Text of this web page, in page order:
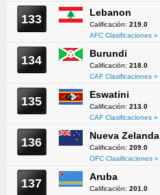
133 Lebanon
Calificación: 219.0
AFC Clasificaciones »
134 Burundi
Calificación: 218.0
CAF Clasificaciones »
135 Eswatini
Calificación: 213.0
CAF Clasificaciones »
136 Nueva Zelanda
Calificación: 209.0
OFC Clasificaciones »
137 Aruba
Calificación: 201.0